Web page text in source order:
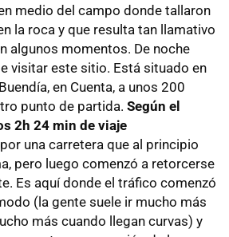
medio del campo donde tallaron
la roca y que resulta tan llamativo
algunos momentos. De noche
visitar este sitio. Está situado en
en Cuenta, a unos 200
punto de partida. Según el
2h 24 min de viaje
por una carretera que al principio
pero luego comenzó a retorcerse
Es aquí donde el tráfico comenzó
(la gente suele ir mucho más
más cuando llegan curvas) y